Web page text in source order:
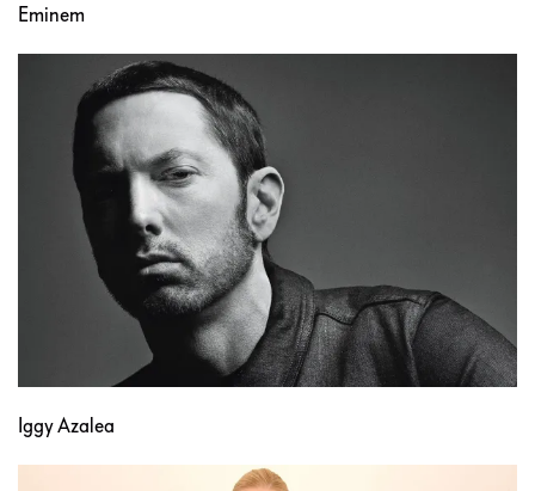
Eminem
Iggy Azalea